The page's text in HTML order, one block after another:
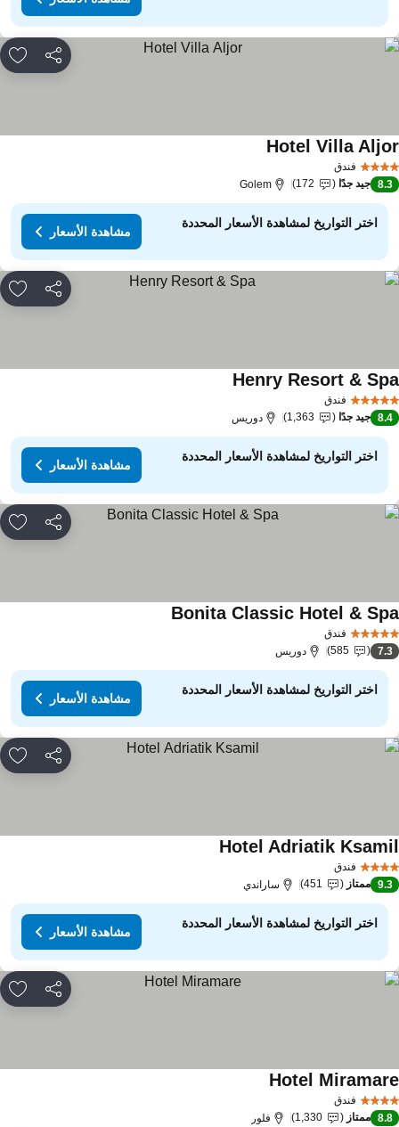
مشاركة
فندق
Hotel Villa
8.3 جيد جدًا 172
Golem
اختر التواريخ لمشاهدة الأسعار المحددة
مشاهدة الأسعار
مشاركة
فندق
Henry Resort &
8.4 جيد جدًا 1,363 دوريس
اختر التواريخ لمشاهدة الأسعار المحددة
مشاهدة الأسعار
مشاركة
فندق
Bonita Classic Hotel &
7.3
585 دوريس
اختر التواريخ لمشاهدة الأسعار المحددة
مشاهدة الأسعار
مشاركة
فندق
Hotel Adriatik
9.3 ممتاز 451 ساراندي
اختر التواريخ لمشاهدة الأسعار المحددة
مشاهدة الأسعار
مشاركة
فندق
Hotel
8.8 ممتاز 1,330 فلور